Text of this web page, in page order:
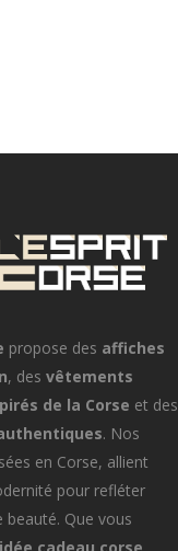
propose des affiches
, des vêtements
de la Corse et des
. Nos
en Corse, allient
pour refléter
beauté. Que vous